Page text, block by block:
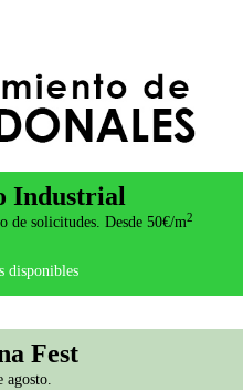
Industrial
de solicitudes. Desde 50€/m2
disponibles
Fest
agosto.